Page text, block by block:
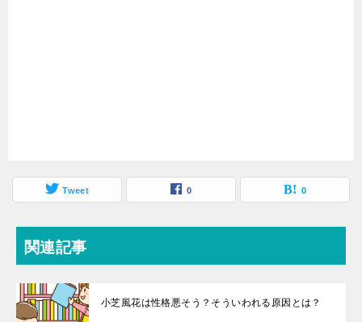
Tweet 0 0
関連記事
小芝風花は性格悪そう？そういわれる原因とは？